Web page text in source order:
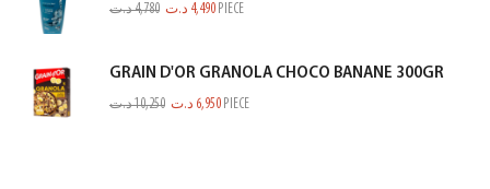
4,780د.ت 4,490 د.ت PIECE
GRAIN D'OR GRANOLA CHOCO BANANE 300GR
10,250د.ت 6,950 د.ت PIECE